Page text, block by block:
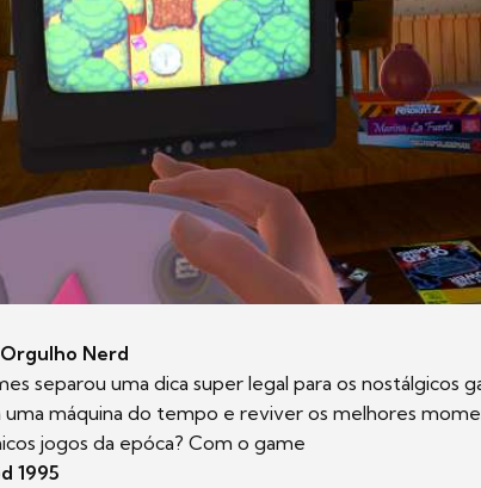
Nerd
separou uma dica super legal para os nostálgicos
uma máquina do tempo e reviver os melhores
jogos da epóca? Com o game
1995